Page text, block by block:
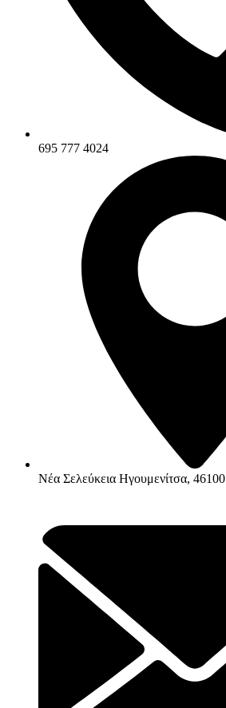
695 777 4024
Νέα Σελεύκεια Ηγουμενίτσα, 46100